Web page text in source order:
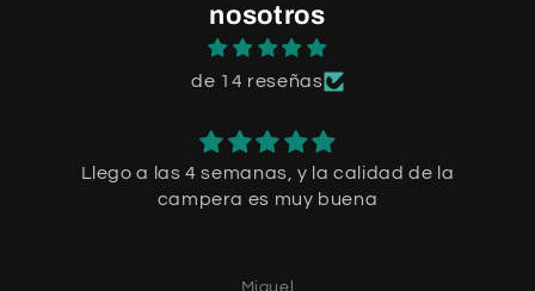
nosotros
de 14 reseñas
Llego a las 4 semanas, y la calidad de la
campera es muy buena
Miguel